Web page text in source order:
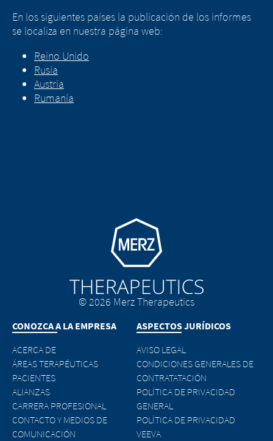
En los siguientes países la publicación de los informes
se localiza en nuestra página web:
Reino Unido
Rusia
Austria
Rumanía
Go to homepage
© 2026 Merz Therapeutics
CONOZCA A LA EMPRESA
ACERCA DE
ÁREAS TERAPÉUTICAS
PACIENTES
ALIANZAS
CARRERA PROFESIONAL
CONTACTO Y MEDIOS DE
COMUNICACIÓN
ASPECTOS JURÍDICOS
AVISO LEGAL
CONDICIONES GENERALES DE
CONTRATATACIÓN
POLÍTICA DE PRIVACIDAD
GENERAL
POLÍTICA DE PRIVACIDAD
VEEVA